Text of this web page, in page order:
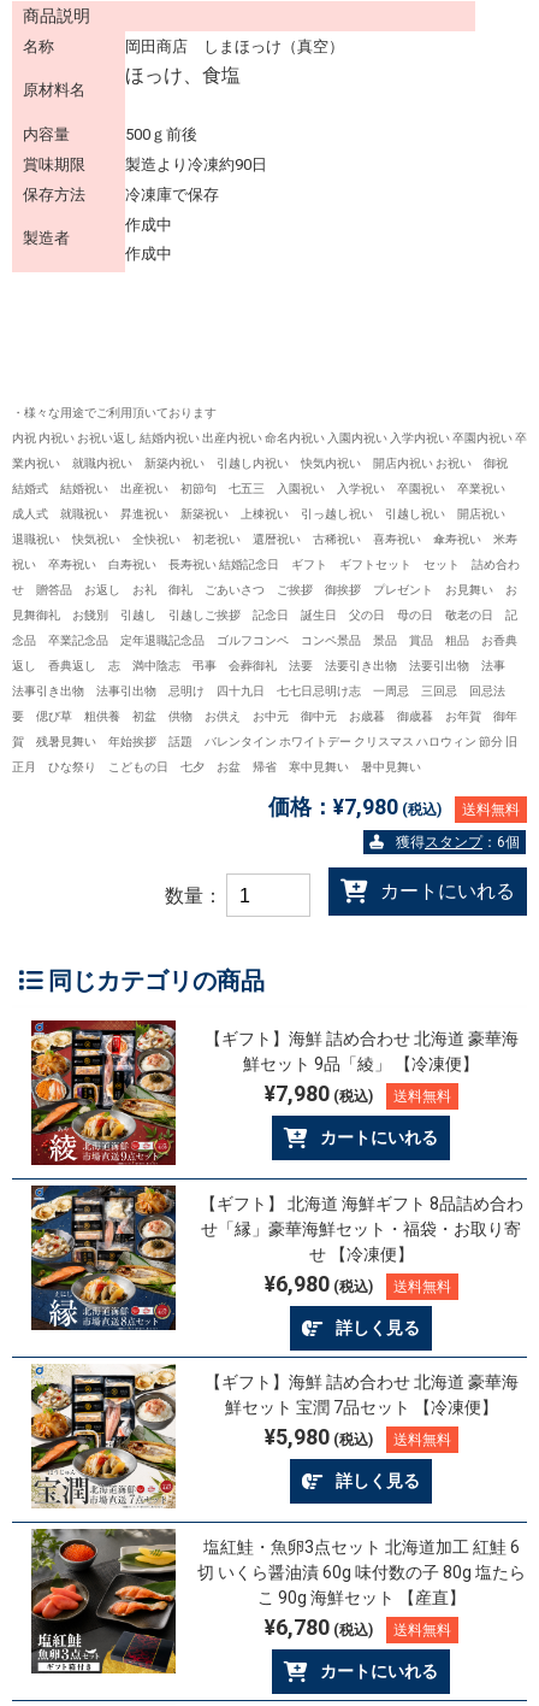
商品説明
名称 岡田商店 しまほっけ（真空）
原材料名
ほっけ、食塩
内容量
500ｇ前後
賞味期限
製造より冷凍約90日
保存方法
冷凍庫で保存
製造者
作成中
作成中
・様々な用途でご利用頂いております
内祝 内祝い お祝い返し 結婚内祝い 出産内祝い 命名内祝い 入園内祝い 入学内祝い 卒園内祝い 卒
業内祝い 就職内祝い 新築内祝い 引越し内祝い 快気内祝い 開店内祝い お祝い 御祝
結婚式 結婚祝い 出産祝い 初節句 七五三 入園祝い 入学祝い 卒園祝い 卒業祝い
成人式 就職祝い 昇進祝い 新築祝い 上棟祝い 引っ越し祝い 引越し祝い 開店祝い
退職祝い 快気祝い 全快祝い 初老祝い 還暦祝い 古稀祝い 喜寿祝い 傘寿祝い 米寿
祝い 卒寿祝い 白寿祝い 長寿祝い 結婚記念日 ギフト ギフトセット セット 詰め合わ
せ 贈答品 お返し お礼 御礼 ごあいさつ ご挨拶 御挨拶 プレゼント お見舞い お
見舞御礼 お餞別 引越し 引越しご挨拶 記念日 誕生日 父の日 母の日 敬老の日 記
念品 卒業記念品 定年退職記念品 ゴルフコンペ コンペ景品 景品 賞品 粗品 お香典
返し 香典返し 志 満中陰志 弔事 会葬御礼 法要 法要引き出物 法要引出物 法事
法事引き出物 法事引出物 忌明け 四十九日 七七日忌明け志 一周忌 三回忌 回忌法
要 偲び草 粗供養 初盆 供物 お供え お中元 御中元 お歳暮 御歳暮 お年賀 御年
賀 残暑見舞い 年始挨拶 話題 バレンタイン ホワイトデー クリスマス ハロウィン 節分 旧
正月 ひな祭り こどもの日 七夕 お盆 帰省 寒中見舞い 暑中見舞い
価格： ¥7,980 (税込)
送料無料
獲得スタンプ：6個
数量： カートにいれる
同じカテゴリの商品
【ギフト】海鮮 詰め合わせ 北海道 豪華海
鮮セット 9品「綾」 【冷凍便】
¥7,980(税込) 送料無料
カートにいれる
【ギフト】 北海道 海鮮ギフト 8品詰め合わ
せ「縁」豪華海鮮セット・福袋・お取り寄
せ 【冷凍便】
¥6,980(税込) 送料無料
詳しく見る
【ギフト】海鮮 詰め合わせ 北海道 豪華海
鮮セット 宝潤 7品セット 【冷凍便】
¥5,980(税込) 送料無料
詳しく見る
塩紅鮭・魚卵3点セット 北海道加工 紅鮭 6
切 いくら醤油漬 60g 味付数の子 80g 塩たら
こ 90g 海鮮セット 【産直】
¥6,780(税込) 送料無料
カートにいれる